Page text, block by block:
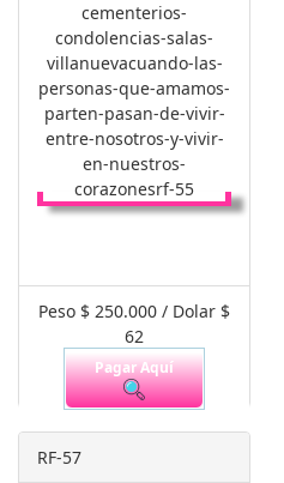
Peso $ 250.000 / Dolar $
62
Pagar Aquí
RF-57